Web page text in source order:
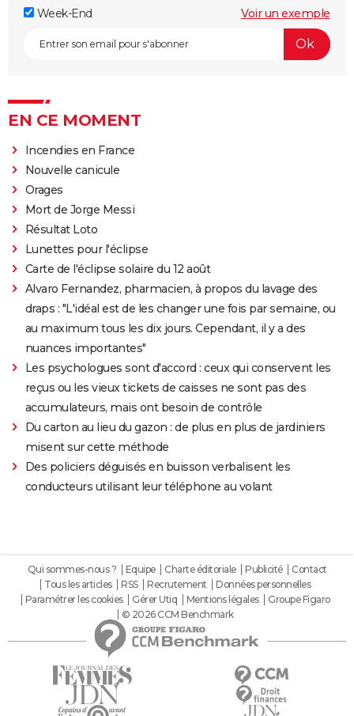
Week-End
Voir un exemple
EN CE MOMENT
Incendies en France
Nouvelle canicule
Orages
Mort de Jorge Messi
Résultat Loto
Lunettes pour l'éclipse
Carte de l'éclipse solaire du 12 août
Alvaro Fernandez, pharmacien, à propos du lavage des
draps : "L'idéal est de les changer une fois par semaine, ou
au maximum tous les dix jours. Cependant, il y a des
nuances importantes"
Les psychologues sont d'accord : ceux qui conservent les
reçus ou les vieux tickets de caisses ne sont pas des
accumulateurs, mais ont besoin de contrôle
Du carton au lieu du gazon : de plus en plus de jardiniers
misent sur cette méthode
Des policiers déguisés en buisson verbalisent les
conducteurs utilisant leur téléphone au volant
Qui sommes-nous ? Equipe Charte éditoriale Publicité
Contact
Tous les articles
RSS Recrutement
Données personnelles
Paramétrer les cookies
Gérer Utiq Mentions légales
Groupe Figaro
© 2026 CCM Benchmark